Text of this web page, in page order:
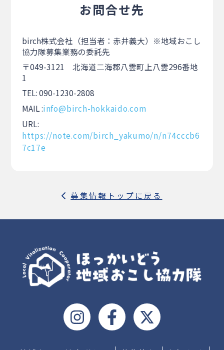
お問合せ先
birch株式会社（担当者：赤井義大）※地域おこし
協力隊募集業務の委託先
〒049-3121 北海道二海郡八雲町上八雲296番地
1
TEL: 090-1230-2808
MAIL :info@birch-hokkaido.com
URL:
https://note.com/birch_yakumo/n/n74cccb6
7c17e
募集情報トップに戻る